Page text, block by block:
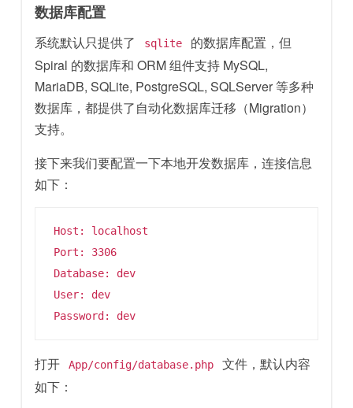
数据库配置
系统默认只提供了 sqlite
的数据库配置，但
Spiral 的数据库和 ORM 组件支持 MySQL,
MariaDB, SQLite, PostgreSQL, SQLServer 等多种
数据库，都提供了自动化数据库迁移（Migration）
支持。
接下来我们要配置一下本地开发数据库，连接信息
如下：
Host: localhost
Port: 3306
Database: dev
User: dev
Password: dev
打开 App/config/database.php
文件，默认内容
如下：